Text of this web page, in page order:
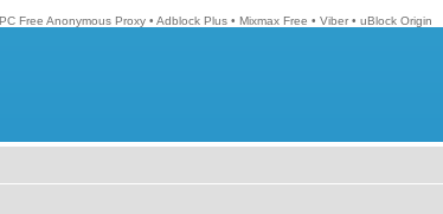
Free Anonymous Proxy • Adblock Plus • Mixmax Free • Viber • uBlock Origin